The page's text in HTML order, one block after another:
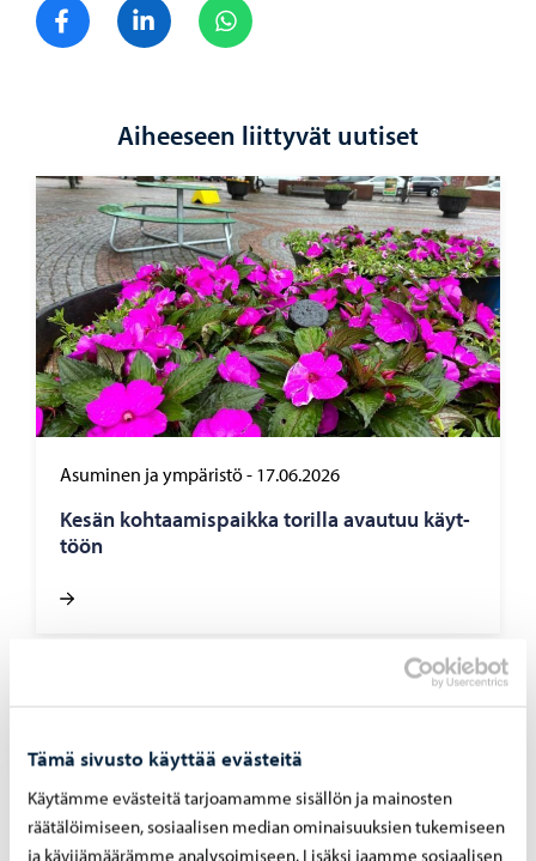
Tämä sivusto käyttää evästeitä
Käytämme evästeitä tarjoamamme sisällön ja mainosten
räätälöimiseen, sosiaalisen median ominaisuuksien tukemiseen
ja kävijämäärämme analysoimiseen. Lisäksi jaamme sosiaalisen
Jaa FacebookJaa LinkedIn
Aiheeseen liittyvät uutiset
Asuminen ja ympäristö- 17.06.2026
Kesän koh­taa­mis­paik­ka to­ril­la avau­tuu käyt­
töön